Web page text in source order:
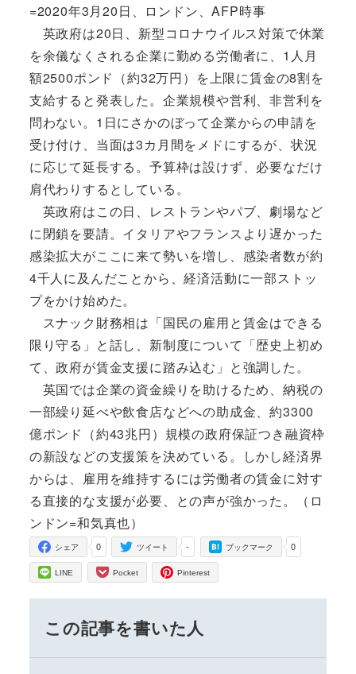
=2020年3月20日、ロンドン、AFP時事
英政府は20日、新型コロナウイルス対策で休業
を余儀なくされる企業に勤める労働者に、1人月
額2500ポンド（約32万円）を上限に賃金の8割を
支給すると発表した。企業規模や営利、非営利を
問わない。1日にさかのぼって企業からの申請を
受け付け、当面は3カ月間をメドにするが、状況
に応じて延長する。予算枠は設けず、必要なだけ
肩代わりするとしている。
英政府はこの日、レストランやパブ、劇場など
に閉鎖を要請。イタリアやフランスより遅かった
感染拡大がここに来て勢いを増し、感染者数が約
4千人に及んだことから、経済活動に一部ストッ
プをかけ始めた。
スナック財務相は「国民の雇用と賃金はできる
限り守る」と話し、新制度について「歴史上初め
て、政府が賃金支援に踏み込む」と強調した。
英国では企業の資金繰りを助けるため、納税の
一部繰り延べや飲食店などへの助成金、約3300
億ポンド（約43兆円）規模の政府保証つき融資枠
の新設などの支援策を決めている。しかし経済界
からは、雇用を維持するには労働者の賃金に対す
る直接的な支援が必要、との声が強かった。（ロ
ンドン=和気真也）
0
シェア -
ツイート 0
ブックマーク
LINE Pocket Pinterest
この記事を書いた人